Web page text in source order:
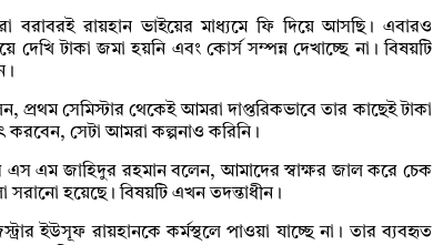
বরাবরই রায়হান ভাইয়ের মাধ্যমে ফি দিয়ে আসছি। এবারও
দেখি টাকা জমা হয়নি এবং কোর্স সম্পন্ন দেখাচ্ছে না। বিষয়টি
সেমিস্টার থেকেই আমরা দাপ্তরিকভাবে তার কাছেই টাকা
করবেন, সেটা আমরা কল্পনাও করিনি।
এস এম জাহিদুর রহমান বলেন, আমাদের স্বাক্ষর জাল করে চেক
সরানো হয়েছে। বিষয়টি এখন তদন্তাধীন।
ইউসূফ রায়হানকে কর্মস্থলে পাওয়া যাচ্ছে না। তার ব্যবহৃত